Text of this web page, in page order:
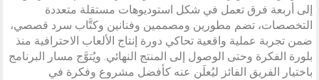
إلى أربعة فرق تعمل في شكل استوديوهات مستقلة متعددة
التخصصات، تضم مطورين ومصممين وفنانين وكتَّاب سرد قصصي،
ضمن تجربة عملية واقعية تحاكي دورة إنتاج الألعاب الاحترافية منذ
بلورة الفكرة وحتى الوصول إلى المنتج النهائي. ويُتوَّج مسار البرنامج
باختيار الفريق الفائز ليُعلَن عنه كأفضل مشروع وفكرة في